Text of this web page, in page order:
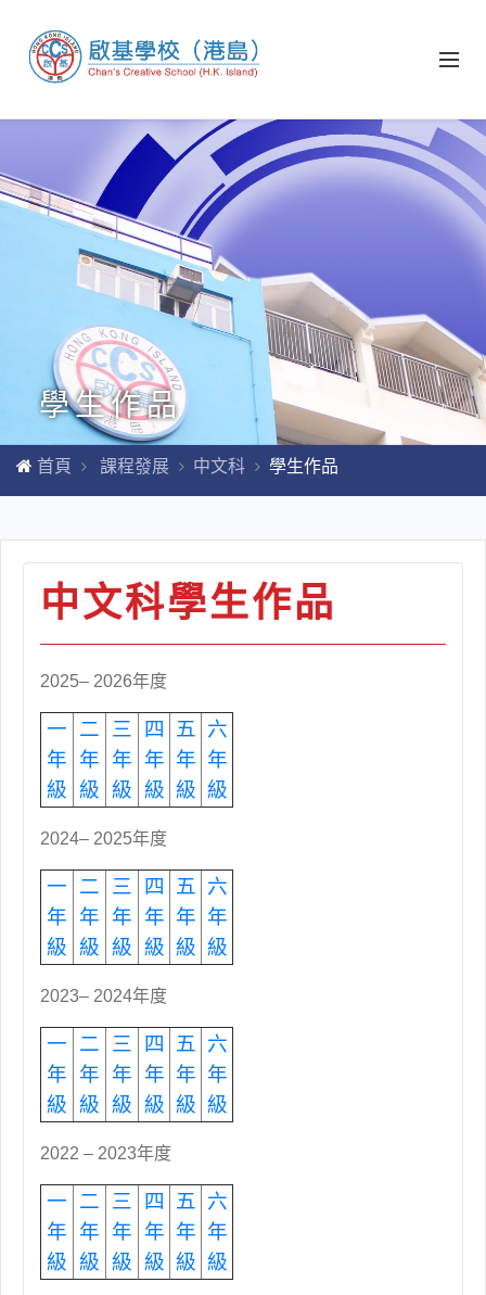
學生作品
首頁 課程發展 中文科 學生作品
中文科學生作品
2025– 2026年度
一
年
級
二
年
級
三
年
級
四
年
級
五
年
級
六
年
級
2024– 2025年度
一
年
級
二
年
級
三
年
級
四
年
級
五
年
級
六
年
級
2023– 2024年度
一
年
級
二
年
級
三
年
級
四
年
級
五
年
級
六
年
級
2022 – 2023年度
一
年
級
二
年
級
三
年
級
四
年
級
五
年
級
六
年
級